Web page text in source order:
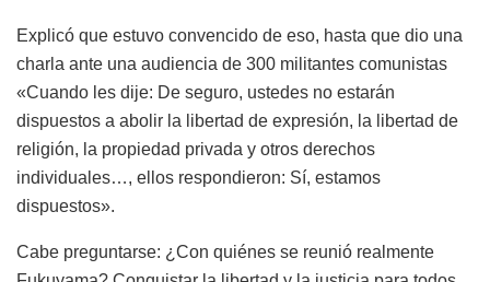
Explicó que estuvo convencido de eso, hasta que dio una
charla ante una audiencia de 300 militantes comunistas
«Cuando les dije: De seguro, ustedes no estarán
dispuestos a abolir la libertad de expresión, la libertad de
religión, la propiedad privada y otros derechos
individuales…, ellos respondieron: Sí, estamos
dispuestos».
Cabe preguntarse: ¿Con quiénes se reunió realmente